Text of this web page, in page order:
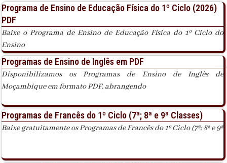
Programa de Ensino de Educação Física do 1º Ciclo (2026)
PDF
Baixe o Programa de Ensino de Educação Física do 1º Ciclo do
Ensino
Programas de Ensino de Inglês em PDF
Disponibilizamos os Programas de Ensino de Inglês de
Moçambique em formato PDF, abrangendo
Programas de Francês do 1º Ciclo (7ª; 8ª e 9ª Classes)
Baixe gratuitamente os Programas de Francês do 1º Ciclo (7ª; 8ª e 9ª